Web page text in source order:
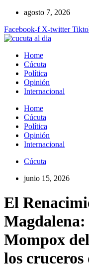
contenido
agosto 7, 2026
Facebook-f X-twitter
Home
Cúcuta
Política
Opinión
Internacional
Home
Cúcuta
Política
Opinión
Internacional
Cúcuta
junio 15, 2026
El
Mompox
los